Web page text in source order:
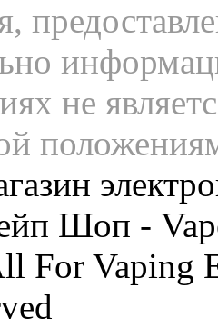
не
Шоп -
For Vaping